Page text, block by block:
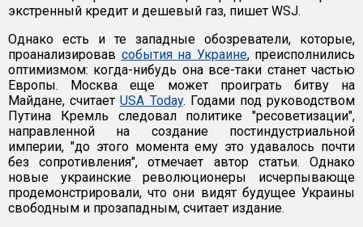
экстренный кредит и дешевый газ, пишет WSJ.
Однако есть и те западные обозреватели, которые,
проанализировав события на Украине, преисполнились
оптимизмом: когда-нибудь она все-таки станет частью
Европы. Москва еще может проиграть битву на
Майдане, считаетUSA Today. Годами под руководством
Путина Кремль следовал политике "ресоветизации",
направленной на создание постиндустриальной
империи, "до этого момента ему это удавалось почти
без сопротивления", отмечает автор статьи. Однако
новые украинские революционеры исчерпывающе
продемонстрировали, что они видят будущее Украины
свободным и прозападным, считает издание.